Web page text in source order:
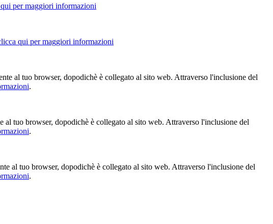
per maggiori informazioni
qui per maggiori informazioni
al tuo browser, dopodichè è collegato al sito web. Attraverso l'inclusione del
.
tuo browser, dopodichè è collegato al sito web. Attraverso l'inclusione del
.
al tuo browser, dopodichè è collegato al sito web. Attraverso l'inclusione del
.